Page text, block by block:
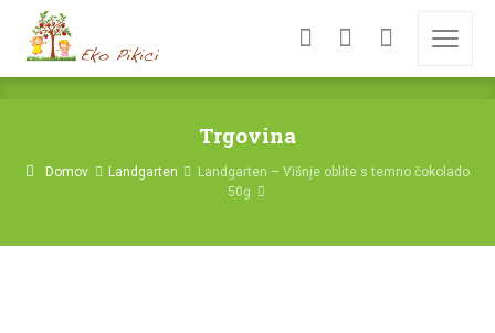
Trgovina
Domov Landgarten
Landgarten – Višnje oblite s temno čokolado
50g